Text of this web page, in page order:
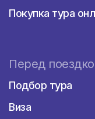
Покупка тура
Перед
Подбор тура
Виза